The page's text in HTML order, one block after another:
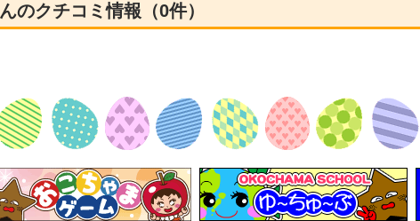
のクチコミ情報（0件）